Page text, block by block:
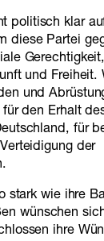
politisch klar
diese Partei
Gerechtigkeit,
und Freiheit.
und
den Erhalt
für
der
stark wie ihre
wünschen
ihre